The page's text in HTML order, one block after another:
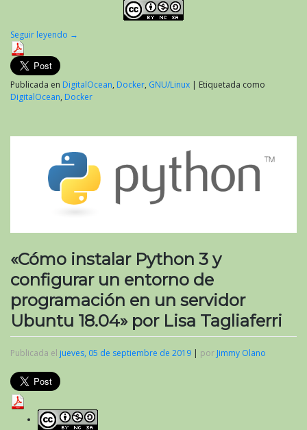
Seguir leyendo →
Publicada en DigitalOcean, Docker, GNU/Linux | Etiquetada como
DigitalOcean, Docker
«Cómo instalar Python 3 y
configurar un entorno de
programación en un servidor
Ubuntu 18.04» por Lisa Tagliaferri
Publicada el jueves, 05 de septiembre de 2019 | por Jimmy Olano